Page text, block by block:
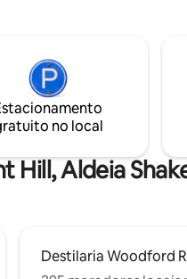
cavalos e
de vinho no
de
Seminary.
Aeroporto
no local
Hill, Aldeia
Destilaria Woodford